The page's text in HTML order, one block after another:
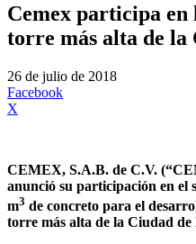
Cemex participa en
torre más alta de la
26 de julio de 2018
Facebook
X
CEMEX, S.A.B. de C.V.
anunció su participación en el
m3 de concreto para el
torre más alta de la Ciudad de